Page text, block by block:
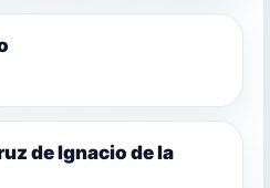
de Ignacio de la